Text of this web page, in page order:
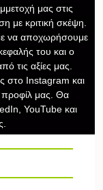
μας στις
με κριτική σκέψη.
να αποχωρήσουμε
του και ο
τις αξίες μας.
στο Instagram και
μας. Θα
YouTube και